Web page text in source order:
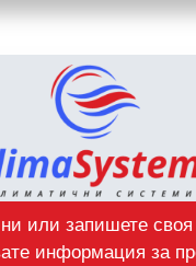
или запишете
информация за